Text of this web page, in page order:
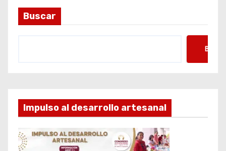
Buscar
Impulso al desarrollo artesanal